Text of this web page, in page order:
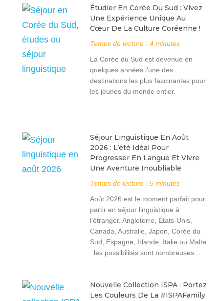
Étudier En Corée Du Sud : Vivez
Une Expérience Unique Au
Cœur De La Culture Coréenne !
Temps de lecture : 4 minutes
La Corée du Sud est devenue en
quelques années l’une des
destinations les plus fascinantes pour
les jeunes du monde entier.
Séjour Linguistique En Août
2026 : L’été Idéal Pour
Progresser En Langue Et Vivre
Une Aventure Inoubliable
Temps de lecture : 5 minutes
Août 2026 est le moment parfait pour
partir en séjour linguistique à
l’étranger. Angleterre, États-Unis,
Canada, Australie, Japon, Corée du
Sud, Espagne, Irlande, Italie ou Malte
: les possibilités sont nombreuses…
Nouvelle Collection ISPA : Portez
Les Couleurs De La #ISPAFamily